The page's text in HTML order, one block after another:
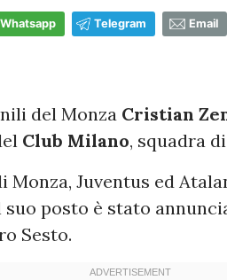
Whatsapp Telegram Email
del Monza Cristian
Club Milano, squadra
Monza, Juventus ed
suo posto è stato
Sesto.